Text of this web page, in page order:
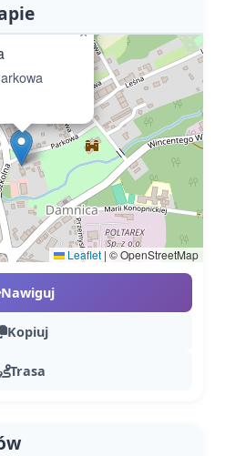
×
Leaflet | © OpenStreetMap
Nawiguj
Kopiuj
Trasa